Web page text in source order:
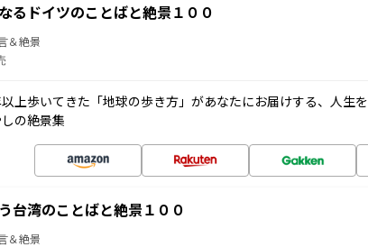
るドイツのことばと絶景１００
＆絶景
上歩いてきた「地球の歩き方」があなたにお届けする、人生
の絶景集
台湾のことばと絶景１００
＆絶景